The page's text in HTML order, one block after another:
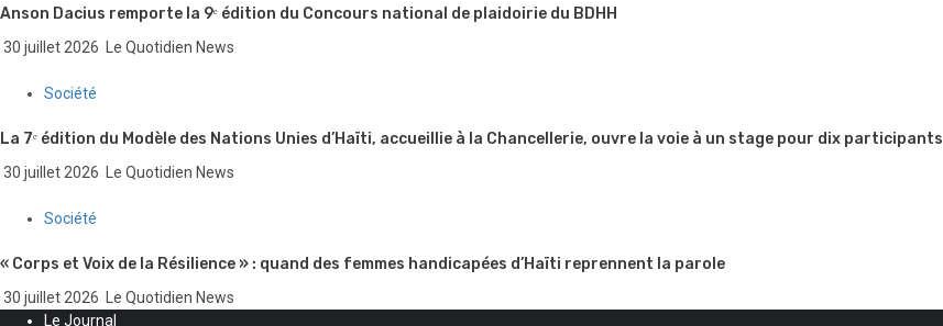
Anson Dacius remporte la 9ᵉ édition du Concours national de plaidoirie du BDHH
30 juillet 2026 Le Quotidien News
Société
La 7ᵉ édition du Modèle des Nations Unies d’Haïti, accueillie à la Chancellerie, ouvre la voie à un stage pour dix participants
30 juillet 2026 Le Quotidien News
Société
« Corps et Voix de la Résilience » : quand des femmes handicapées d’Haïti reprennent la parole
30 juillet 2026
Le Quotidien News
Le Journal